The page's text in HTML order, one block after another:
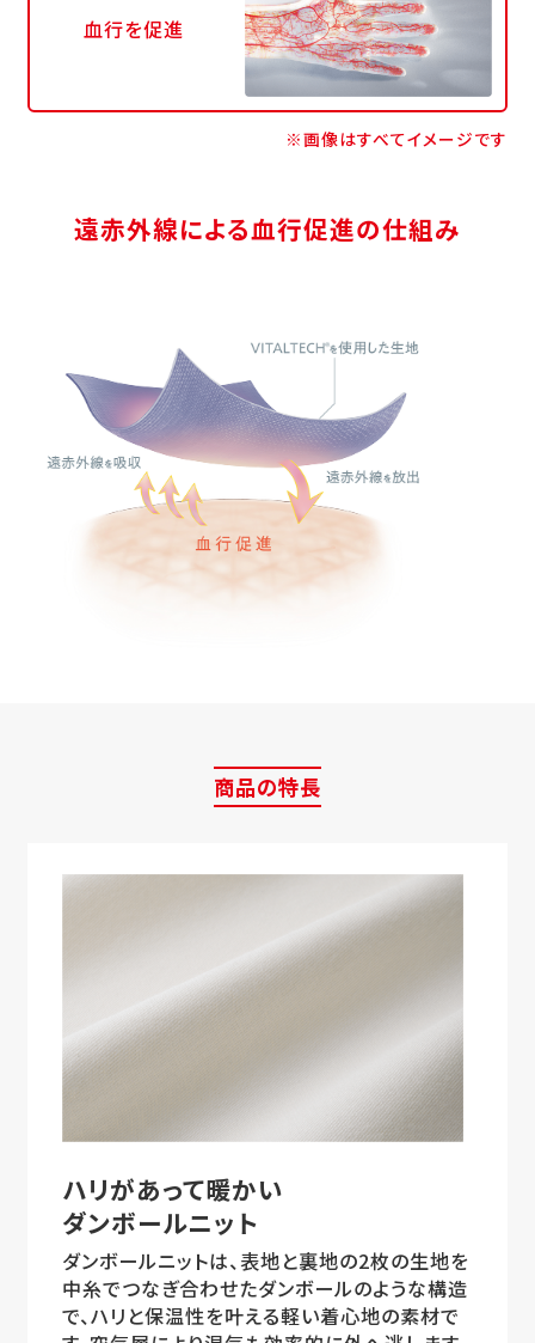
※画像はすべてイメージです
商品の特長
ダンボールニット
ダンボールニットは、表地と裏地の2枚の生地を
中糸でつなぎ合わせたダンボールのような構造
で、ハリと保温性を叶える軽い着心地の素材で
す。空気層により湿気も効率的に外へ逃します。